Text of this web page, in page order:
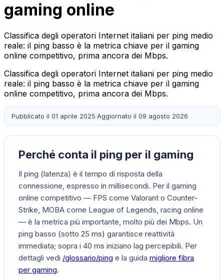
gaming online
Classifica degli operatori Internet italiani per ping medio
reale: il ping basso è la metrica chiave per il gaming
online competitivo, prima ancora dei Mbps.
Classifica degli operatori Internet italiani per ping medio
reale: il ping basso è la metrica chiave per il gaming
online competitivo, prima ancora dei Mbps.
Pubblicato il 01 aprile 2025·Aggiornato il 09 agosto 2026
Perché conta il ping per il gaming
Il ping (latenza) è il tempo di risposta della
connessione, espresso in millisecondi. Per il gaming
online competitivo — FPS come Valorant o Counter-
Strike, MOBA come League of Legends, racing online
— è la metrica più importante, molto più dei Mbps. Un
ping basso (sotto 25 ms) garantisce reattività
immediata; sopra i 40 ms iniziano lag percepibili. Per
dettagli vedi /glossario/ping e la guida migliore fibra
per gaming.